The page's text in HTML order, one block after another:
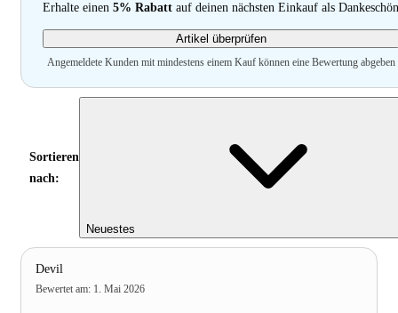
Erhalte einen 5% Rabatt auf deinen nächsten Einkauf als Dankeschön
Artikel überprüfen
Angemeldete Kunden mit mindestens einem Kauf können eine Bewertung abgeben
Sortieren
nach:
Neuestes
Devil
Bewertet am: 1. Mai 2026